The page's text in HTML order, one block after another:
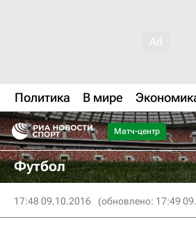
Политика В мире
Матч-центр
Футбол
17:48 09.10.2016 (обновлено: 17:49